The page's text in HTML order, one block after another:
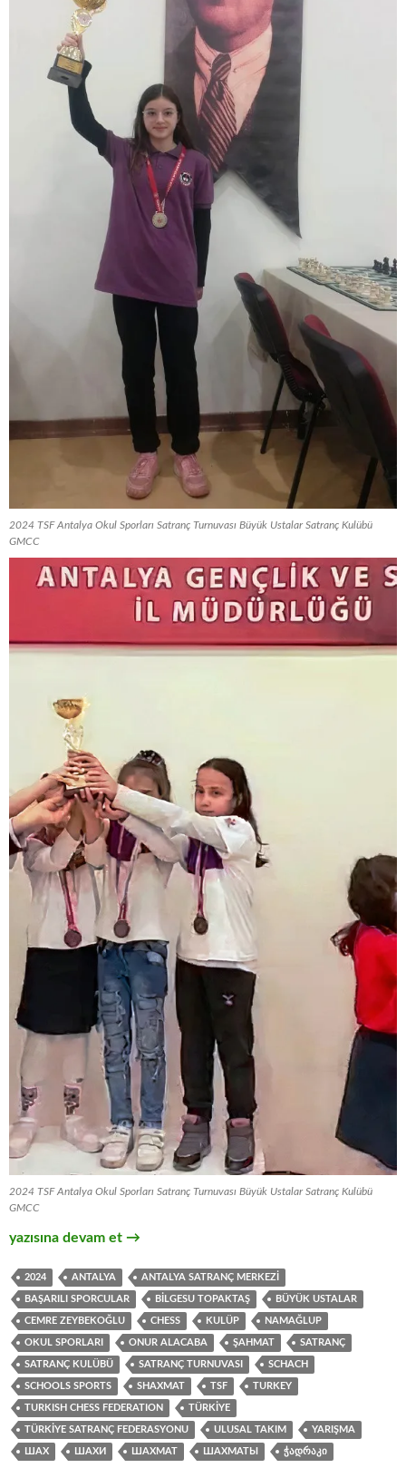
2024 TSF Antalya Okul Sporları Satranç Turnuvası Büyük Ustalar Satranç Kulübü
GMCC
2024 TSF Antalya Okul Sporları Satranç Turnuvası Büyük Ustalar Satranç Kulübü
GMCC
2024 Antalya Okul Sporları Satranç Turnuvası
yazısına devam et →
2024 ANTALYA ANTALYA SATRANÇ MERKEZI
BAŞARILI SPORCULAR BILGESU TOPAKTAŞ BÜYÜK USTALAR
CEMRE ZEYBEKOĞLU CHESS KULÜP NAMAĞLUP
OKUL SPORLARI ONUR ALACABA ŞAHMAT SATRANÇ
SATRANÇ KULÜBÜ SATRANÇ TURNUVASI SCHACH
SCHOOLS SPORTS SHAXMAT TSF TURKEY
TURKISH CHESS FEDERATION TÜRKIYE
TÜRKIYE SATRANÇ FEDERASYONU ULUSAL TAKIM YARIŞMA
ШАХ ШАХИ ШАХМАТ ШАХМАТЫ ᲭᲐᲓᲠᲐᲙᲘ